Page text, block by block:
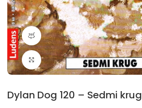
360 product view
Klikni da povečaš
Dylan Dog 120 – Sedmi krug